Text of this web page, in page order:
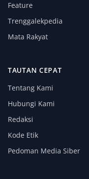
Feature
Trenggalekpedia
Mata Rakyat
TAUTAN CEPAT
Tentang Kami
Hubungi Kami
Redaksi
Kode Etik
Pedoman Media Siber